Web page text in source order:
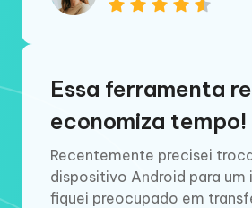
Essa ferramenta
economiza tempo!
Recentemente precisei
dispositivo Android para um
fiquei preocupado em